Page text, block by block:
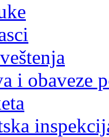
i obaveze